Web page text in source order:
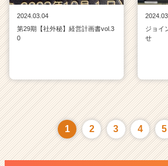
2024.03.04
第29期【社外秘】経営計画書vol.3
0
ジョイ
せ
1 2 3 4 5